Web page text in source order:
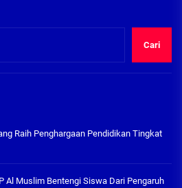
Cari
Raih Penghargaan Pendidikan Tingkat
Al Muslim Bentengi Siswa Dari Pengaruh